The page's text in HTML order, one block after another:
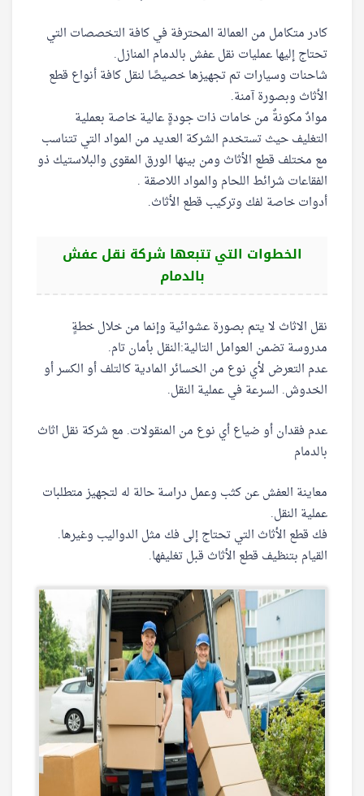
كادر متكامل من العمالة المحترفة في كافة التخصصات التي
تحتاج إليها عمليات نقل عفش بالدمام المنازل.
شاحنات وسيارات تم تجهيزها خصيصًا لنقل كافة أنواع قطع
الأثاث وبصورة آمنة.
موادٌ مكونةٌ من خامات ذات جودةٍ عالية خاصة بعملية
التغليف حيث تستخدم الشركة العديد من المواد التي تتناسب
مع مختلف قطع الأثاث ومن بينها الورق المقوى والبلاستيك ذو
الفقاعات شرائط اللحام والمواد اللاصقة .
أدوات خاصة لفك وتركيب قطع الأثاث.
الخطوات التي تتبعها شركة نقل عفش
بالدمام
نقل الاثاث لا يتم بصورة عشوائية وإنما من خلال خطةٍ
مدروسة تضمن العوامل التالية:النقل بأمان تام.
عدم التعرض لأي نوع من الخسائر المادية كالتلف أو الكسر أو
الخدوش. السرعة في عملية النقل.
عدم فقدان أو ضياع أي نوع من المنقولات. مع شركة نقل اثاث
بالدمام
معاينة العفش عن كثب وعمل دراسة حالة له لتجهيز متطلبات
عملية النقل.
فك قطع الأثاث التي تحتاج إلى فك مثل الدواليب وغيرها.
القيام بتنظيف قطع الأثاث قبل تغليفها.